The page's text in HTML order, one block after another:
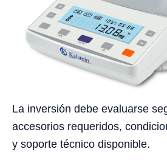
La inversión debe evaluarse
accesorios requeridos,
y soporte técnico disponible.